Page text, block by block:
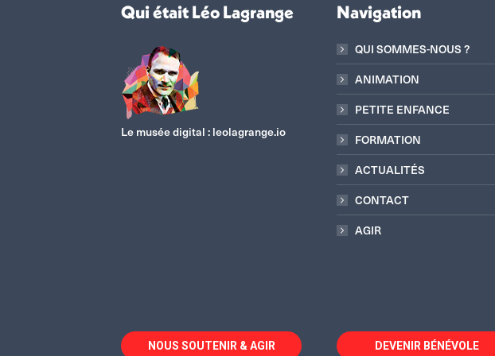
Qui était Léo Lagrange
Le musée digital :leolagrange.io
Navigation
QUI SOMMES-NOUS ?
ANIMATION
PETITE ENFANCE
FORMATION
ACTUALITÉS
CONTACT
AGIR
NOUS SOUTENIR & AGIR DEVENIR BÉNÉVOLE